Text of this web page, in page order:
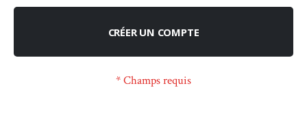
CRÉER UN COMPTE